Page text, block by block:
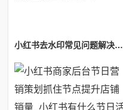
小红书去水印常见问题解决办法遇到失败不用再发愁_小红书 去水印